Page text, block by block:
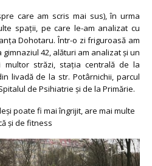
care am scris mai sus), în urma
spații, pe care le-am analizat cu
Dohotaru. Într-o zi friguroasă am
42, alături am analizat și un
străzi, stația centrală de la
livadă de la str. Potârnichii, parcul
de Psihiatrie și de la Primărie.
poate fi mai îngrijit, are mai multe
și de fitness